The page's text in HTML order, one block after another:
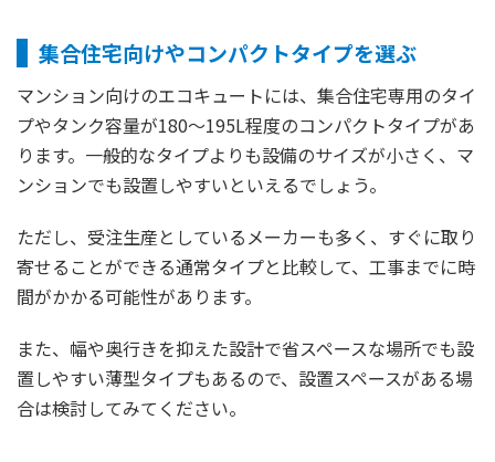
集合住宅向けやコンパクトタイプを選ぶ
マンション向けのエコキュートには、集合住宅専用のタイ
プやタンク容量が180～195L程度のコンパクトタイプがあ
ります。一般的なタイプよりも設備のサイズが小さく、マ
ンションでも設置しやすいといえるでしょう。
ただし、受注生産としているメーカーも多く、すぐに取り
寄せることができる通常タイプと比較して、工事までに時
間がかかる可能性があります。
また、幅や奥行きを抑えた設計で省スペースな場所でも設
置しやすい薄型タイプもあるので、設置スペースがある場
合は検討してみてください。